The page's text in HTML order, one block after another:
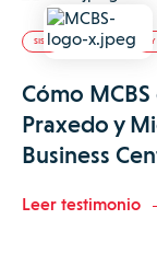
SISTEMAS DE CLIMATIZACIÓN
Cómo
Praxedo y
Business
Leer testimonio